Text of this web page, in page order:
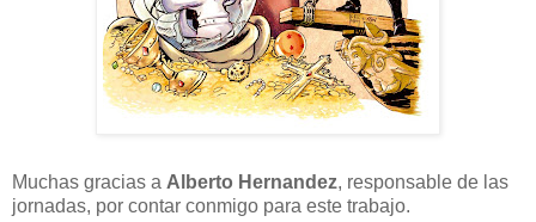
Muchas gracias a Alberto Hernandez, responsable de las
jornadas, por contar conmigo para este trabajo.